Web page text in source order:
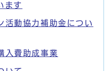
ます
活動協力補助金につい
入費助成事業